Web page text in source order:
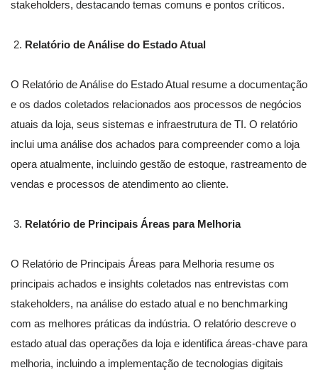
stakeholders, destacando temas comuns e pontos críticos.
Relatório de Análise do Estado Atual
O Relatório de Análise do Estado Atual resume a documentação
e os dados coletados relacionados aos processos de negócios
atuais da loja, seus sistemas e infraestrutura de TI. O relatório
inclui uma análise dos achados para compreender como a loja
opera atualmente, incluindo gestão de estoque, rastreamento de
vendas e processos de atendimento ao cliente.
Relatório de Principais Áreas para Melhoria
O Relatório de Principais Áreas para Melhoria resume os
principais achados e insights coletados nas entrevistas com
stakeholders, na análise do estado atual e no benchmarking
com as melhores práticas da indústria. O relatório descreve o
estado atual das operações da loja e identifica áreas-chave para
melhoria, incluindo a implementação de tecnologias digitais